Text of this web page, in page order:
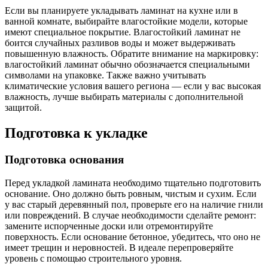
Если вы планируете укладывать ламинат на кухне или в
ванной комнате, выбирайте влагостойкие модели, которые
имеют специальное покрытие. Влагостойкий ламинат не
боится случайных разливов воды и может выдерживать
повышенную влажность. Обратите внимание на маркировку:
влагостойкий ламинат обычно обозначается специальными
символами на упаковке. Также важно учитывать
климатические условия вашего региона — если у вас высокая
влажность, лучше выбирать материалы с дополнительной
защитой.
Подготовка к укладке
Подготовка основания
Перед укладкой ламината необходимо тщательно подготовить
основание. Оно должно быть ровным, чистым и сухим. Если
у вас старый деревянный пол, проверьте его на наличие гнили
или повреждений. В случае необходимости сделайте ремонт:
замените испорченные доски или отремонтируйте
поверхность. Если основание бетонное, убедитесь, что оно не
имеет трещин и неровностей. В идеале перепроверяйте
уровень с помощью строительного уровня.